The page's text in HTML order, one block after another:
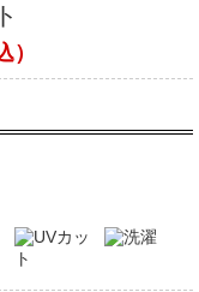
）